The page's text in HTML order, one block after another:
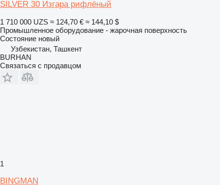
SILVER 30 Изгара рифлёный
1 710 000 UZS ≈ 124,70 € ≈ 144,10 $
Промышленное оборудование - жарочная поверхность
Состояние новый
Узбекистан, Ташкент
BURHAN
Связаться с продавцом
1
BINGMAN